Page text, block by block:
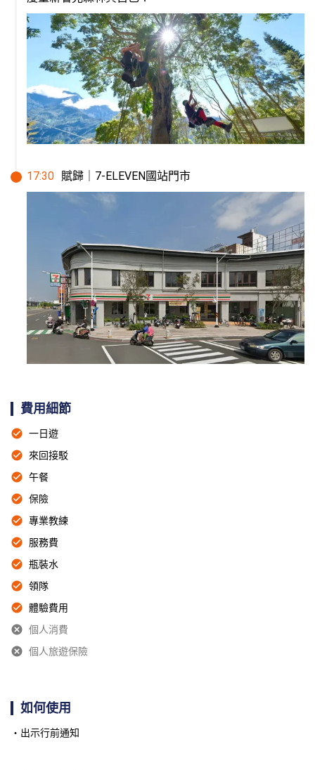
17:30 賦歸｜7-ELEVEN國站門市
費用細節
一日遊
來回接駁
午餐
保險
專業教練
服務費
瓶裝水
領隊
體驗費用
個人消費
個人旅遊保險
如何使用
出示行前通知